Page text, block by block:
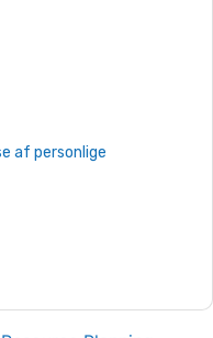
af personlige
så send en e-mail